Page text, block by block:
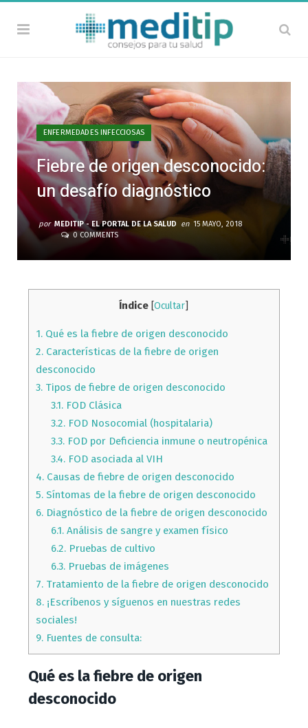
ENFERMEDADES INFECCIOSAS
Fiebre de origen desconocido:
un desafío diagnóstico
por MEDITIP - EL PORTAL DE LA SALUD en 15 MAYO, 2018
0 COMMENTS
Índice [Ocultar]
1.Qué es la fiebre de origen desconocido
2.Características de la fiebre de origen
desconocido
3.Tipos de fiebre de origen desconocido
3.1. FOD Clásica
3.2. FOD Nosocomial (hospitalaria)
3.3. FOD por Deficiencia inmune o neutropénica
3.4. FOD asociada al VIH
4.Causas de fiebre de origen desconocido
5.Síntomas de la fiebre de origen desconocido
6.Diagnóstico de la fiebre de origen desconocido
6.1. Análisis de sangre y examen físico
6.2. Pruebas de cultivo
6.3. Pruebas de imágenes
7.Tratamiento de la fiebre de origen desconocido
8.¡Escríbenos y síguenos en nuestras redes
sociales!
9.Fuentes de consulta:
Qué es la fiebre de origen
desconocido